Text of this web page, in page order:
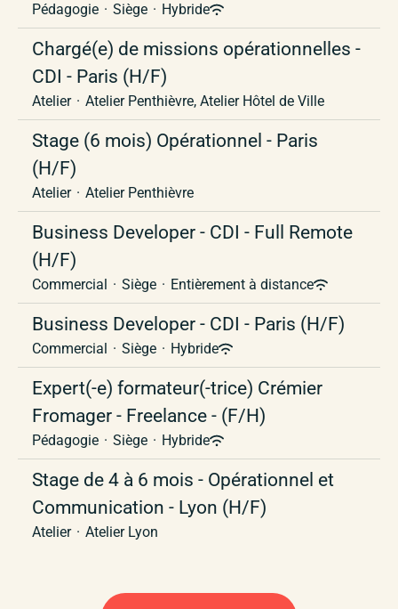
Pédagogie · Siège · Hybride
Chargé(e) de missions opérationnelles -
CDI - Paris (H/F)
Atelier · Atelier Penthièvre, Atelier Hôtel de Ville
Stage (6 mois) Opérationnel - Paris
(H/F)
Atelier · Atelier Penthièvre
Business Developer - CDI - Full Remote
(H/F)
Commercial · Siège · Entièrement à distance
Business Developer - CDI - Paris (H/F)
Commercial · Siège · Hybride
Expert(-e) formateur(-trice) Crémier
Fromager - Freelance - (F/H)
Pédagogie · Siège · Hybride
Stage de 4 à 6 mois - Opérationnel et
Communication - Lyon (H/F)
Atelier · Atelier Lyon